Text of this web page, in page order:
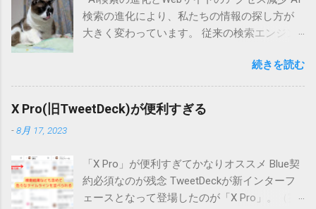
検索の進化により、私たちの情報の探し方が
大きく変わっています。 従来の検索エンジン
された検索結果の中から適切なWebサイトを選
んで情報を得るのが一般的でした。 しかし、
AI検索技術の発展により、ユーザーが直接Web
サイトにアクセスする機会が減少しつつあり
す。Webサイトまで見に行かなくてよい形にな
ってしまっています。 AI検索とは？ AI検索と
は、人工知能を活用してユーザーの質問に対
続きを読む
X Pro(旧TweetDeck)が便利すぎる
-8月 17, 2023
「X Pro」が便利すぎてかなりオススメ Blue契
約必須なのが残念 TweetDeckが新インターフ
ェースとなって登場したのが「X Pro」。（実